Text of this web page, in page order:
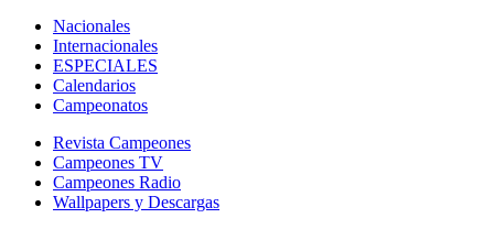
Nacionales
Internacionales
ESPECIALES
Calendarios
Campeonatos
Revista Campeones
Campeones TV
Campeones Radio
Wallpapers y Descargas